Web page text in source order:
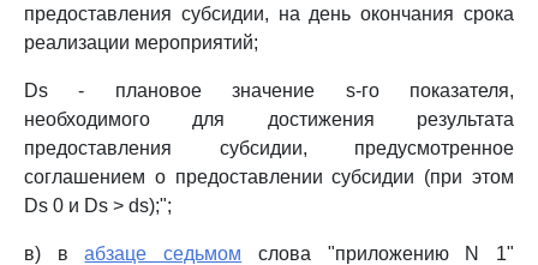
предоставления субсидии, на день окончания срока
реализации мероприятий;
Ds - плановое значение s-го показателя,
необходимого для достижения результата
предоставления субсидии, предусмотренное
соглашением о предоставлении субсидии (при этом
Ds 0 и Ds > ds);";
в) вабзаце седьмом слова "приложению N 1"